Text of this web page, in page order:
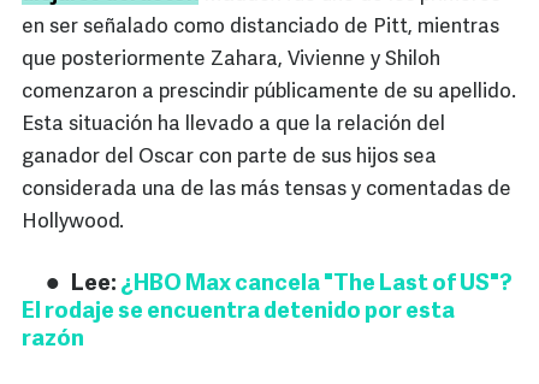
en ser señalado como distanciado de Pitt, mientras
que posteriormente Zahara, Vivienne y Shiloh
comenzaron a prescindir públicamente de su apellido.
Esta situación ha llevado a que la relación del
ganador del Oscar con parte de sus hijos sea
considerada una de las más tensas y comentadas de
Hollywood.
Lee: ¿HBO Max cancela "The Last of US"?
El rodaje se encuentra detenido por esta
razón